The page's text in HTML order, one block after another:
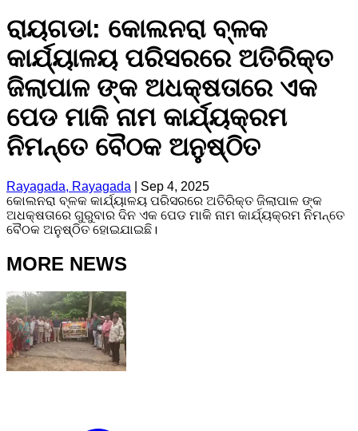
ରାୟଗଡା: କୋଲନରା ବ୍ଳକ
କାର୍ଯ୍ୟାଳୟ ପରିସରରେ ଅତିରିକ୍ତ
ଜିଲାପାଳ ଙ୍କ ଅଧକ୍ଷତାରେ ଏକ
ପେଡ ମାକି ନାମ କାର୍ଯ୍ୟକ୍ରମ
ନିମନ୍ତେ ବୈଠକ ଅନୁଷ୍ଠିତ
Rayagada, Rayagada
Sep 4, 2025
କୋଲନରା ବ୍ଳକ କାର୍ଯ୍ୟାଳୟ ପରିସରରେ ଅତିରିକ୍ତ ଜିଲାପାଳ ଙ୍କ
ଅଧକ୍ଷତାରେ ଗୁରୁବାର ଦିନ ଏକ ପେଡ ମାକି ନାମ କାର୍ଯ୍ୟକ୍ରମ ନିମନ୍ତେ
ବୈଠକ ଅନୁଷ୍ଠିତ ହୋଇଯାଇଛି।
MORE NEWS